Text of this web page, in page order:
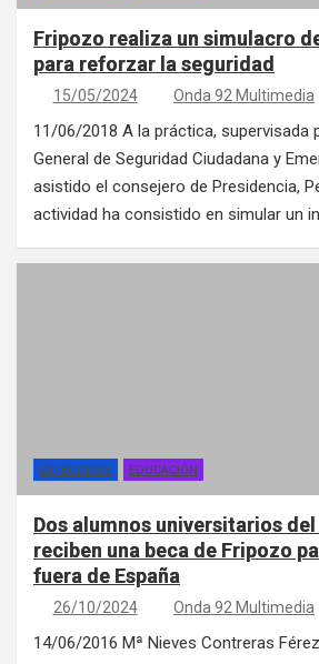
Fripozo realiza un simulacro
para reforzar la seguridad
15/05/2024 Onda 92 Multimedia
11/06/2018 A la práctica, supervisada
General de Seguridad Ciudadana y
asistido el consejero de Presidencia,
actividad ha consistido en simular un
CATEGORÍAS EDUCACIÓN
Dos alumnos universitarios
reciben una beca de Fripozo
fuera de España
26/10/2024 Onda 92 Multimedia
14/06/2016 Mª Nieves Contreras